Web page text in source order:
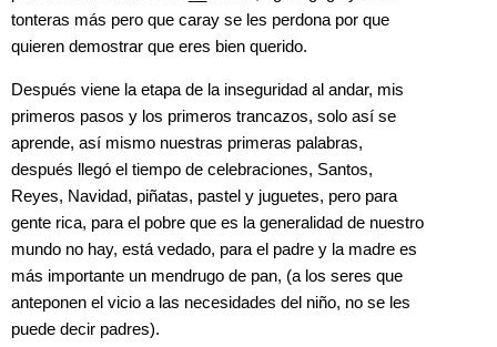
tonteras más pero que caray se les perdona por que
quieren demostrar que eres bien querido.
Después viene la etapa de la inseguridad al andar, mis
primeros pasos y los primeros trancazos, solo así se
aprende, así mismo nuestras primeras palabras,
después llegó el tiempo de celebraciones, Santos,
Reyes, Navidad, piñatas, pastel y juguetes, pero para
gente rica, para el pobre que es la generalidad de nuestro
mundo no hay, está vedado, para el padre y la madre es
más importante un mendrugo de pan, (a los seres que
anteponen el vicio a las necesidades del niño, no se les
puede decir padres).